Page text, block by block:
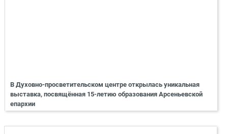
В Духовно-просветительском центре открылась уникальная
выставка, посвящённая 15-летию образования Арсеньевской
епархии